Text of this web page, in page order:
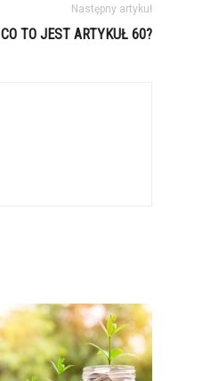
Następny artykuł
CO TO JEST ARTYKUŁ 60?